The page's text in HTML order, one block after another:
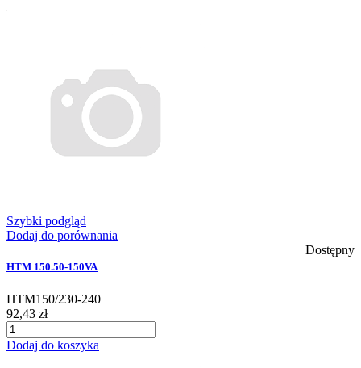
Szybki podgląd
Dodaj do porównania
Dostępny
HTM 150.50-150VA
HTM150/230-240
92,43 zł
Dodaj do koszyka